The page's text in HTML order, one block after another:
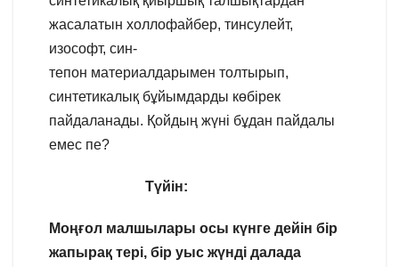
жасалатын холлофайбер, тинсулейт,
изософт, син-
тепон материалдарымен толтырып,
синтетикалық бұйымдарды көбірек
пайдаланады. Қойдың жүні бұдан пайдалы
емес пе?
Түйін:
Моңғол малшылары осы күнге дейін бір
жапырақ тері, бір уыс жүнді далада